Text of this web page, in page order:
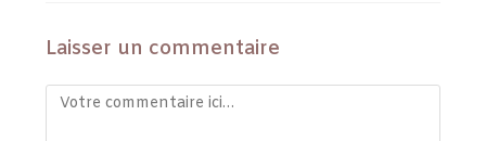
Laisser un commentaire